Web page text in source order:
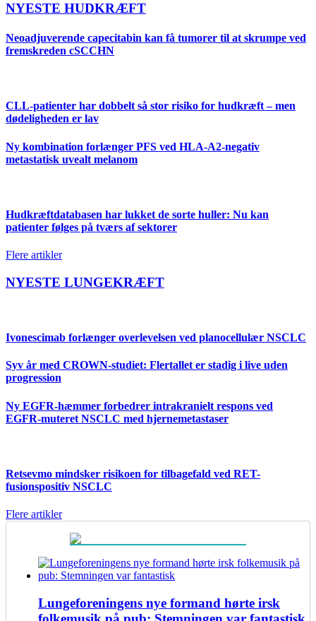
NYESTE HUDKRÆFT
Neoadjuverende capecitabin kan få tumorer til at skrumpe ved
fremskreden cSCCHN
CLL-patienter har dobbelt så stor risiko for hudkræft – men
dødeligheden er lav
Ny kombination forlænger PFS ved HLA-A2-negativ
metastatisk uvealt melanom
Hudkræftdatabasen har lukket de sorte huller: Nu kan
patienter følges på tværs af sektorer
Flere artikler
NYESTE LUNGEKRÆFT
Ivonescimab forlænger overlevelsen ved planocellulær NSCLC
Syv år med CROWN-studiet: Flertallet er stadig i live uden
progression
Ny EGFR-hæmmer forbedrer intrakranielt respons ved
EGFR-muteret NSCLC med hjernemetastaser
Retsevmo mindsker risikoen for tilbagefald ved RET-
fusionspositiv NSCLC
Flere artikler
Lungeforeningens nye formand hørte irsk